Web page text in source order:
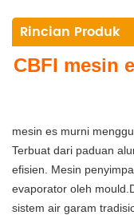
Rincian Produk
CBFI mesin
mesin es murni
Terbuat dari paduan
efisien. Mesin
evaporator oleh
sistem air garam